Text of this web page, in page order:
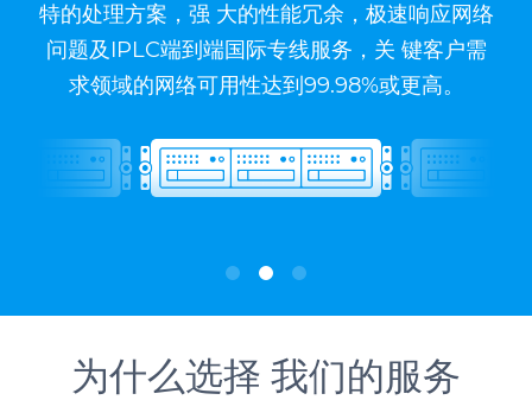
特的处理方案，强 大的性能冗余，极速响应网络
问题及IPLC端到端国际专线服务，关 键客户需
求领域的网络可用性达到99.98%或更高。
为什么选择 我们的服务